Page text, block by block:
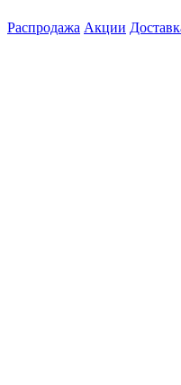
Распродажа Акции